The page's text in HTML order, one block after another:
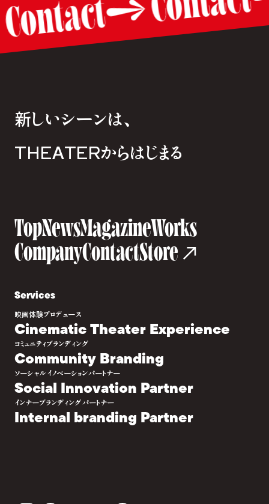
Contact
新しいシーンは、
THEATERからはじまる
TopNewsMagazineWorks
CompanyContactStore
Services
映画体験プロデュース
Cinematic Theater Experience
コミュニティブランディング
Community Branding
ソーシャルイノベーションパートナー
Social Innovation Partner
インナーブランディングパートナー
Internal branding Partner